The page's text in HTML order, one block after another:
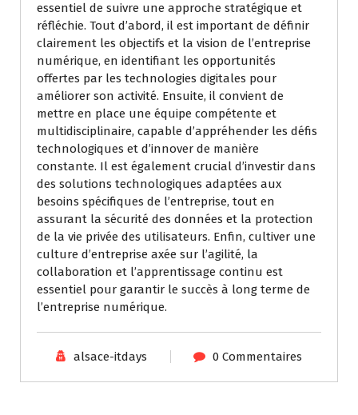
essentiel de suivre une approche stratégique et
réfléchie. Tout d’abord, il est important de définir
clairement les objectifs et la vision de l’entreprise
numérique, en identifiant les opportunités
offertes par les technologies digitales pour
améliorer son activité. Ensuite, il convient de
mettre en place une équipe compétente et
multidisciplinaire, capable d’appréhender les défis
technologiques et d’innover de manière
constante. Il est également crucial d’investir dans
des solutions technologiques adaptées aux
besoins spécifiques de l’entreprise, tout en
assurant la sécurité des données et la protection
de la vie privée des utilisateurs. Enfin, cultiver une
culture d’entreprise axée sur l’agilité, la
collaboration et l’apprentissage continu est
essentiel pour garantir le succès à long terme de
l’entreprise numérique.
alsace-itdays 0 Commentaires